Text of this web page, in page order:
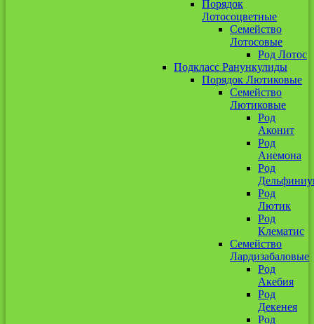
Порядок
Лотосоцветные
Семейство
Лотосовые
Род Лотос
Подкласс Ранункулиды
Порядок Лютиковые
Семейство
Лютиковые
Род
Аконит
Род
Анемона
Род
Род
Лютик
Род
Клематис
Семейство
Лардизабаловые
Род
Акебия
Род
Декенея
Род